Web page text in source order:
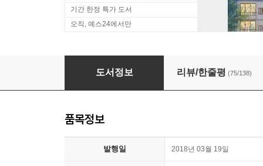
기간 한정 특가 도서
오직, 예스24에서만
파친코 2
도서정보 리뷰/한줄평 (75/138)
품목정보
발행일 2018년 03월 19일